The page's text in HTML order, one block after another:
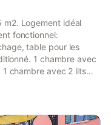
m2. Logement idéal
fonctionnel:
table pour les
1 chambre avec
chambre avec 2 lits
de cuisson).
électrique (portable),